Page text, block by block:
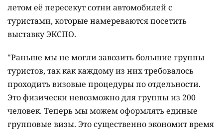
летом её пересекут сотни автомобилей с
туристами, которые намереваются посетить
выставку ЭКСПО.
"Раньше мы не могли завозить большие группы
туристов, так как каждому из них требовалось
проходить визовые процедуры по отдельности.
Это физически невозможно для группы из 200
человек. Теперь мы можем оформлять единые
групповые визы. Это существенно экономит время